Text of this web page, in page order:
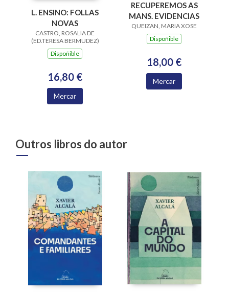
L. ENSINO: FOLLAS
NOVAS
CASTRO, ROSALIA DE
(ED.TERESA BERMUDEZ)
Dispoñible
16,80 €
Mercar
RECUPEREMOS AS
MANS. EVIDENCIAS
QUEIZAN, MARIA XOSE
Dispoñible
18,00 €
Mercar
Outros libros do autor